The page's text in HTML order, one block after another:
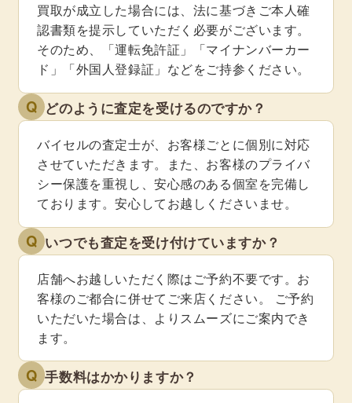
買取が成立した場合には、法に基づきご本人確
認書類を提示していただく必要がございます。
そのため、「運転免許証」「マイナンバーカー
ド」「外国人登録証」などをご持参ください。
Q どのように査定を受けるのですか？
バイセルの査定士が、お客様ごとに個別に対応
させていただきます。また、お客様のプライバ
シー保護を重視し、安心感のある個室を完備し
ております。安心してお越しくださいませ。
Q いつでも査定を受け付けていますか？
店舗へお越しいただく際はご予約不要です。お
客様のご都合に併せてご来店ください。 ご予約
いただいた場合は、よりスムーズにご案内でき
ます。
Q 手数料はかかりますか？